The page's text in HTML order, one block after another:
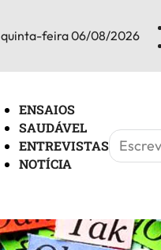
quinta-feira 06/08/2026
ENSAIOS
SAUDÁVEL
ENTREVISTAS
NOTÍCIA